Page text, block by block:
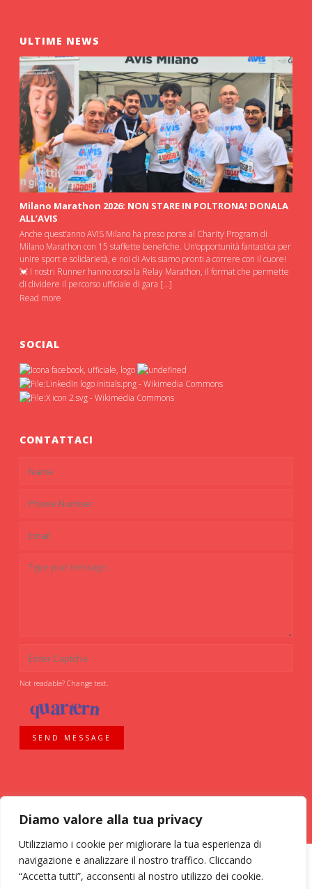
Diamo valore alla tua privacy
Utilizziamo i cookie per migliorare la tua esperienza di
navigazione e analizzare il nostro traffico. Cliccando
“Accetta tutti”, acconsenti al nostro utilizzo dei cookie.
ULTIME NEWS
Milano Marathon 2026: NON STARE IN POLTRONA! DONALA
ALL’AVIS
Anche quest’anno AVIS Milano ha preso porte al Charity Program di
Milano Marathon con 15 staffette benefiche. Un’opportunità fantastica per
unire sport e solidarietà, e noi di Avis siamo pronti a correre con il cuore!
💓 I nostri Runner hanno corso la Relay Marathon, il format che permette
di dividere il percorso ufficiale di gara […]
Read more
SOCIAL
CONTATTACI
Not readable? Change text.
SEND MESSAGE